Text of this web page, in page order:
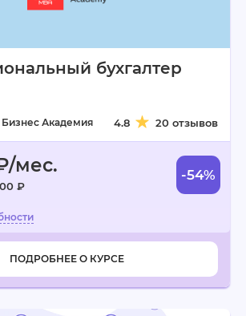
бухгалтер
Бизнес Академия 4.8 20 отзывов
мес.
₽
-54%
ПОДРОБНЕЕ О КУРСЕ